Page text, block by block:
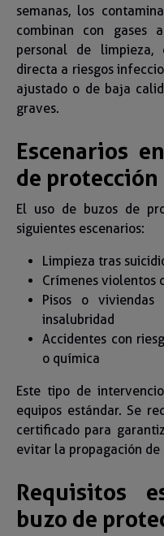
semanas, los
combinan con gases
personal de limpieza,
directa a riesgos
ajustado o de baja
graves.
Escenarios
de
El uso de buzos de
siguientes escenarios:
Limpieza tras
Crímenes violentos
Pisos o viviendas
insalubridad
Accidentes con
o química
Este tipo de
equipos estándar. Se
certificado para
evitar la propagación de
Requisitos
buzo de